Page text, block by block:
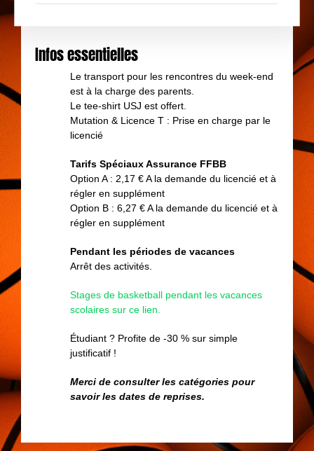
Infos essentielles
Le transport pour les rencontres du week-end
est à la charge des parents.
Le tee-shirt USJ est offert.
Mutation & Licence T : Prise en charge par le
licencié
Tarifs Spéciaux Assurance FFBB
Option A : 2,17 € A la demande du licencié et à
régler en supplément
Option B : 6,27 € A la demande du licencié et à
régler en supplément
Pendant les périodes de vacances
Arrêt des activités.
Stages de basketball pendant les vacances
scolaires sur ce lien.
Étudiant ? Profite de -30 % sur simple
justificatif !
Merci de consulter les catégories pour
savoir les dates de reprises.